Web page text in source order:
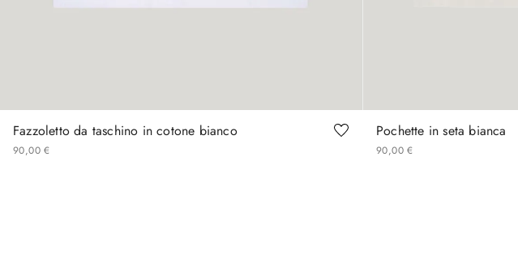
Fazzoletto da taschino in cotone bianco
90,00 €
Pochette in seta bianca
90,00 €